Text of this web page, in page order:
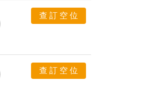
查 訂 空 位
查 訂 空 位